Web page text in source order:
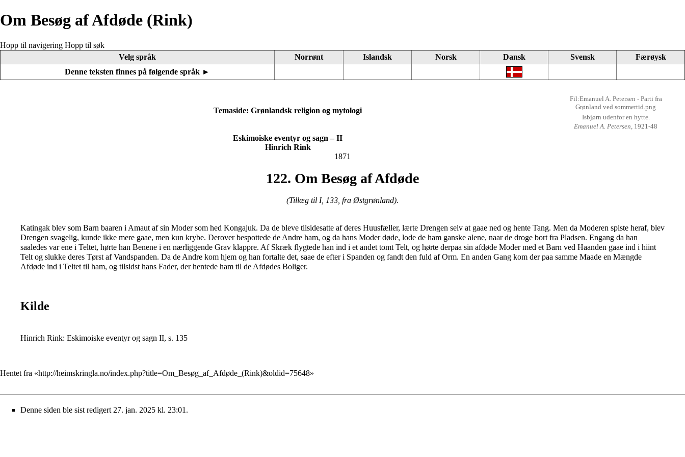
Om Besøg af Afdøde (Rink)
Hopp til navigering Hopp til søk
Velg språk
Norrønt Islandsk Norsk Dansk Svensk
Færøysk
Denne teksten finnes på følgende språk ►
Fil:Emanuel A. Petersen - Parti fra
Grønland ved sommertid.png
Isbjørn udenfor en hytte.
Emanuel A. Petersen , 1921-48
Temaside: Grønlandsk religion og mytologi
Eskimoiske eventyr og sagn – II
Hinrich Rink
1871
122. Om Besøg af Afdøde
(Tillæg til I, 133 , fra Østgrønland).
Katingak blev som Barn baaren i Amaut af sin Moder som hed Kongajuk. Da de bleve tilsidesatte af deres Huusfæller, lærte Drengen selv at gaae ned og hente Tang. Men da Moderen spiste heraf, blev
Drengen svagelig, kunde ikke mere gaae, men kun krybe. Derover bespottede de Andre ham, og da hans Moder døde, lode de ham ganske alene, naar de droge bort fra Pladsen. Engang da han
saaledes var ene i Teltet, hørte han Benene i en nærliggende Grav klappre. Af Skræk flygtede han ind i et andet tomt Telt, og hørte derpaa sin afdøde Moder med et Barn ved Haanden gaae ind i hiint
Telt og slukke deres Tørst af Vandspanden. Da de Andre kom hjem og han fortalte det, saae de efter i Spanden og fandt den fuld af Orm. En anden Gang kom der paa samme Maade en Mængde
Afdøde ind i Teltet til ham, og tilsidst hans Fader, der hentede ham til de Afdødes Boliger.
Kilde
Hinrich Rink: Eskimoiske eventyr og sagn II, s. 135
Hentet fra «http://heimskringla.no/index.php?title=Om_Besøg_af_Afdøde_(Rink)&oldid=75648»
Denne siden ble sist redigert 27. jan. 2025 kl. 23:01.